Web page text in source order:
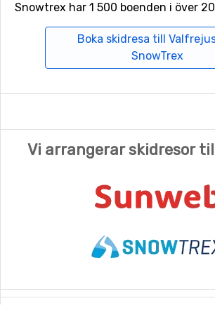
Snowtrex har 1 500 boenden i över
Boka skidresa till
SnowTrex
Vi arrangerar skidresor